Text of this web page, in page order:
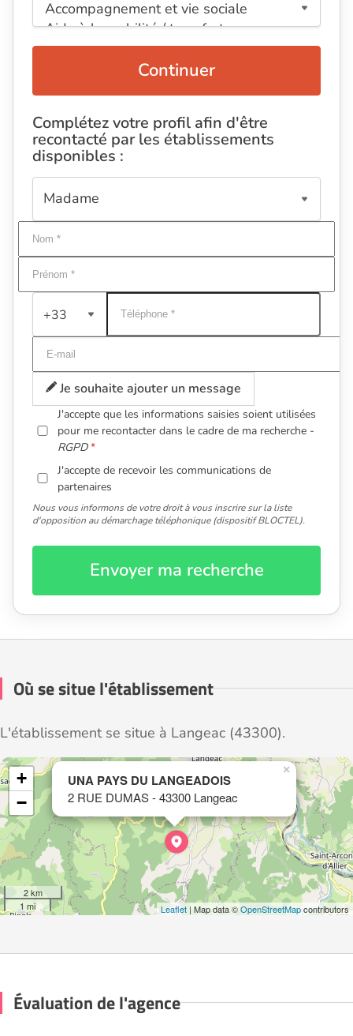
Continuer
Complétez votre profil afin d'être
recontacté par les établissements
disponibles :
+33
Je souhaite ajouter un message
J'accepte que les informations saisies soient utilisées
pour me recontacter dans le cadre de ma recherche -
RGPD
J'accepte de recevoir les communications de
partenaires
Nous vous informons de votre droit à vous inscrire sur la liste
d'opposition au démarchage téléphonique (dispositif BLOCTEL).
Envoyer ma recherche
Où se situe l'établissement
L'établissement se situe à Langeac (43300).
UNA PAYS DU LANGEADOIS
2 RUE DUMAS - 43300 Langeac
×
+
−
2 km
1 mi
Leaflet | Map data ©OpenStreetMapcontributors
Évaluation de l'agence